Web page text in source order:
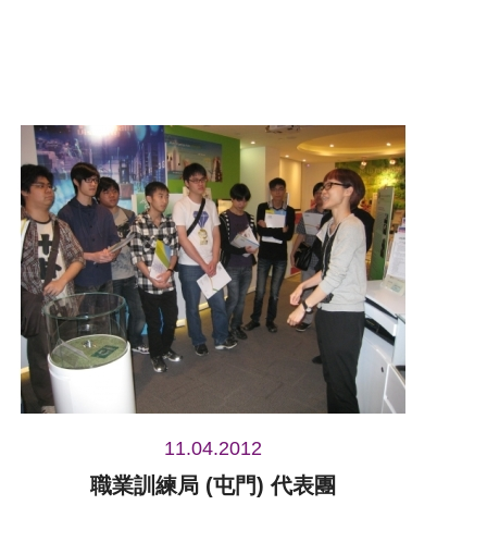
11.04.2012
職業訓練局 (屯門) 代表團